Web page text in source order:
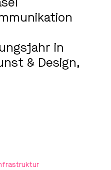
in
& Design,